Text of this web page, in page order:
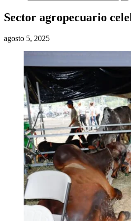
Sector agropecuario
agosto 5, 2025